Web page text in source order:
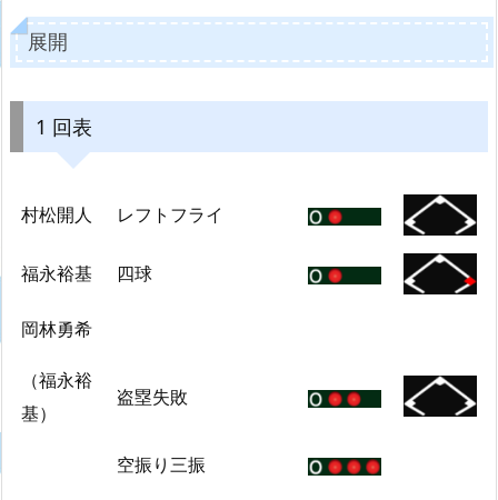
展開
1 回表
村松開人 レフトフライ
福永裕基 四球
岡林勇希
（福永裕
基）
盗塁失敗
空振り三振